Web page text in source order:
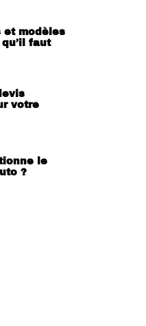
et modèles
faut
votre
le
?